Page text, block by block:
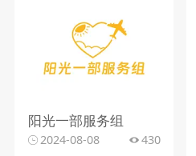
阳光一部服务组
2024-08-08 430